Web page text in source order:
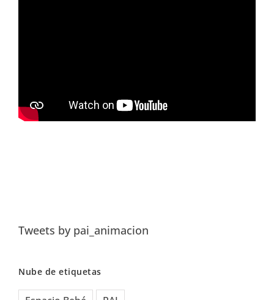
Tweets by pai_animacion
Nube de etiquetas